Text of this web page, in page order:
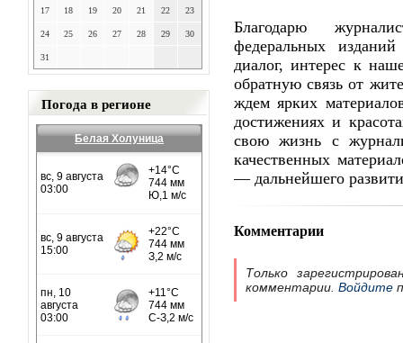
17 18 19 20 21 22 23
24 25 26 27 28 29 30
31
Погода в регионе
Белая Холуница
Благодарю
федеральных
диалог, интерес к
обратную связь от
ждем ярких
достижениях и
свою жизнь с
качественных
— дальнейшего
Комментарии
Только
комментарии. Войдите